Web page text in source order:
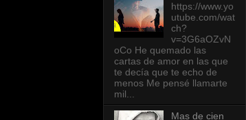
https://www.yo
utube.com/wat
ch?
v=3G6aOZvN
oCo He quemado las
cartas de amor en las que
te decía que te echo de
menos Me pensé llamarte
mil...
Mas de cien